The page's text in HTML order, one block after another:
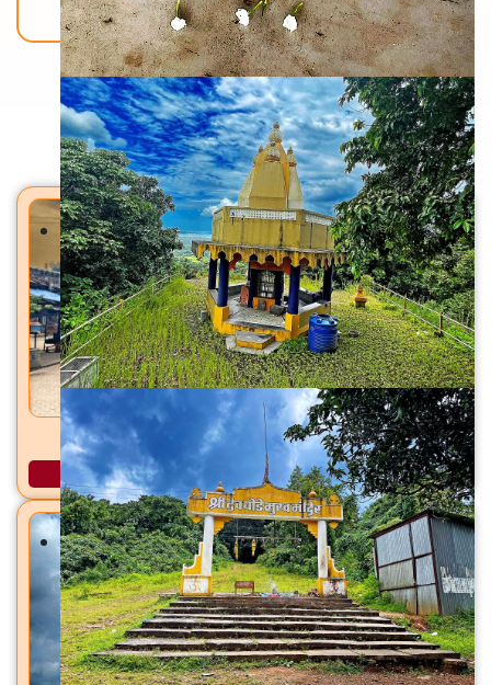
Back To Home
मंदिरे
रामेश्वर महादेव मंदिर अकलोली, ता. भिवंडी, जि. ठाणे
अधिक माहिती